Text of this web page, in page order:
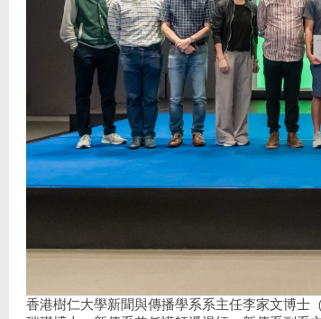
香港樹仁大學新聞與傳播學系系主任李家文博士